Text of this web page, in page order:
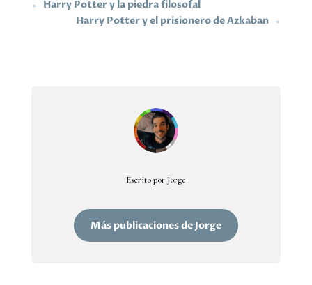
← Harry Potter y la piedra filosofal
Harry Potter y el prisionero de Azkaban →
Escrito por Jorge
Más publicaciones de Jorge